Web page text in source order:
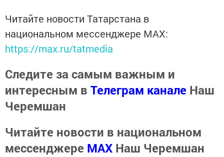
Читайте новости Татарстана в
национальном мессенджере MАХ:
https://max.ru/tatmedia
Следите за самым важным и
интересным в Телеграм канале Наш
Черемшан
Читайте новости в национальном
мессенджере MАХ Наш Черемшан